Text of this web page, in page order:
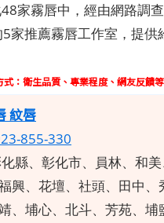
家霧唇中，經由網路調
家推薦霧唇工作室，提供
式：衛生品質、專業程度、網友反饋
紋唇
855-330
縣、彰化市、員林、和美
興、花壇、社頭、田中、
、埔心、北斗、芳苑、埔